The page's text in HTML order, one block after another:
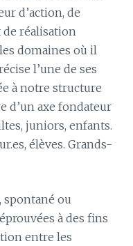
d’action, de
réalisation
domaines où il
l’une de ses
à notre structure
d’un axe fondateur
juniors, enfants.
élèves. Grands-
spontané ou
à des fins
entre les